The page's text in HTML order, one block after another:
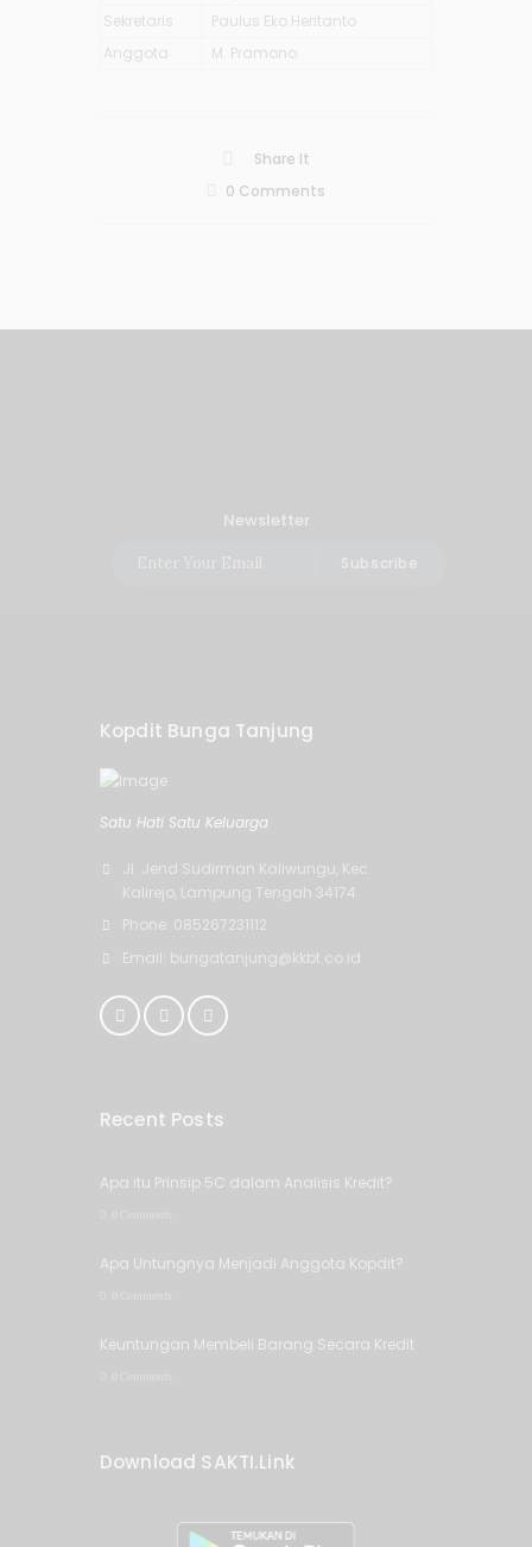
Sekretaris
: Paulus Eko Heritanto
Anggota
: M. Pramono
Share It
0 Comments
Newsletter
Subscribe
Kopdit Bunga Tanjung
Satu Hati Satu Keluarga
Jl. Jend Sudirman Kaliwungu, Kec.
Kalirejo, Lampung Tengah 34174
Phone: 085267231112
Email: bungatanjung@kkbt.co.id
Recent Posts
Apa itu Prinsip 5C dalam Analisis Kredit?
Apa Untungnya Menjadi Anggota Kopdit?
Keuntungan Membeli Barang Secara Kredit
Download SAKTI.Link